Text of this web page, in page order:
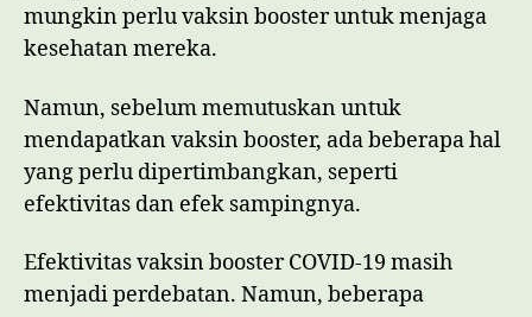
mungkin perlu vaksin booster untuk menjaga
kesehatan mereka.
Namun, sebelum memutuskan untuk
mendapatkan vaksin booster, ada beberapa hal
yang perlu dipertimbangkan, seperti
efektivitas dan efek sampingnya.
Efektivitas vaksin booster COVID-19 masih
menjadi perdebatan. Namun, beberapa